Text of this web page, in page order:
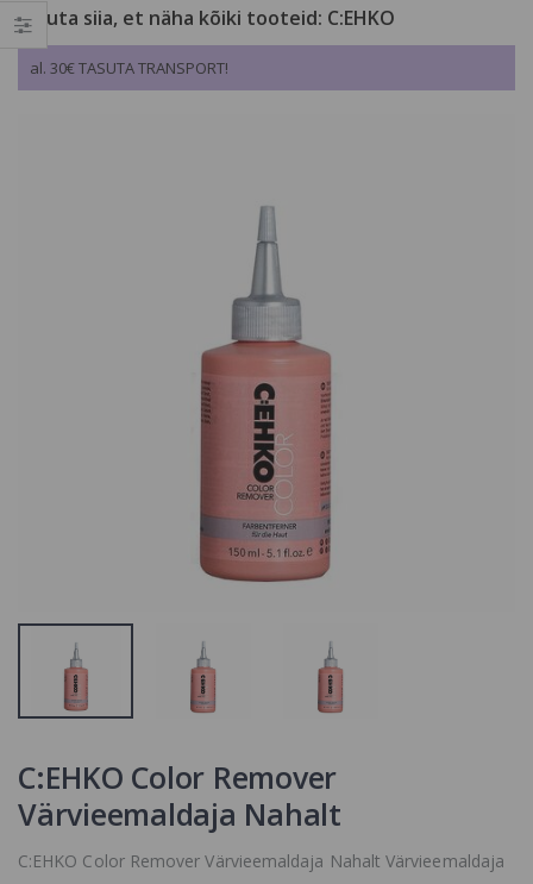
Vajuta siia, et näha kõiki tooteid: C:EHKO
al. 30€ TASUTA TRANSPORT!
C:EHKO Color Remover
Värvieemaldaja Nahalt
C:EHKO Color Remover Värvieemaldaja Nahalt Värvieemaldaja
Chemi-Pharm
Chemisept
Desinfektsioonivahend
Matrix Socolor
Beauty Oxydant
Kasutamiseks